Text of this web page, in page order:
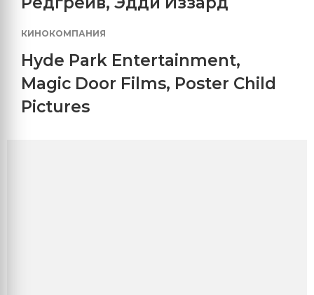
КИНОКОМПАНИЯ
Hyde Park Entertainment,
Magic Door Films, Poster Child
Pictures